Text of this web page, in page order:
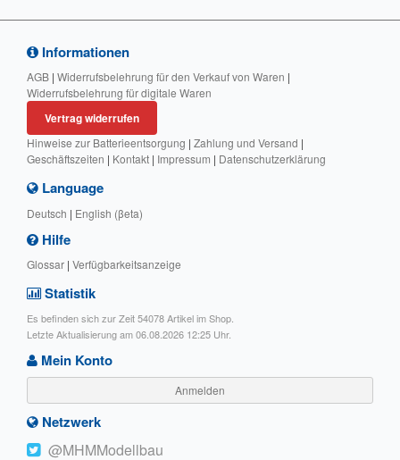
Informationen
AGB | Widerrufsbelehrung für den Verkauf von Waren |
Widerrufsbelehrung für digitale Waren
Vertrag widerrufen
Hinweise zur Batterieentsorgung | Zahlung und Versand |
Geschäftszeiten | Kontakt | Impressum | Datenschutzerklärung
Language
Deutsch | English (βeta)
Hilfe
Glossar | Verfügbarkeitsanzeige
Statistik
Es befinden sich zur Zeit 54078 Artikel im Shop.
Letzte Aktualisierung am 06.08.2026 12:25 Uhr.
Mein Konto
Anmelden
Netzwerk
@MHMModellbau